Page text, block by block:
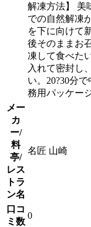
解凍方法】 美
での自然解凍
を下に向けて
後そのままお
凍して食べた
入れて密封し
い。20?30分
務用パッケー
メー
カ
ー/
料
亭/
レス
トラ
ン名
名匠 山崎
口コ
ミ数
0